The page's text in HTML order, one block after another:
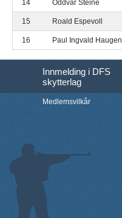
14 Oddvar Steine
15 Roald Espevoll
16 Paul Ingvald Haugen
Innmelding i DFS
skytterlag
Medlemsvilkår